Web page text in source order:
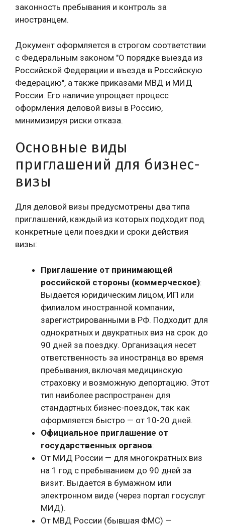
законность пребывания и контроль за
иностранцем.
Документ оформляется в строгом соответствии
с Федеральным законом "О порядке выезда из
Российской Федерации и въезда в Российскую
Федерацию", а также приказами МВД и МИД
России. Его наличие упрощает процесс
оформления деловой визы в Россию,
минимизируя риски отказа.
Основные виды
приглашений для бизнес-
визы
Для деловой визы предусмотрены два типа
приглашений, каждый из которых подходит под
конкретные цели поездки и сроки действия
визы:
Приглашение от принимающей
российской стороны (коммерческое):
Выдается юридическим лицом, ИП или
филиалом иностранной компании,
зарегистрированными в РФ. Подходит для
однократных и двукратных виз на срок до
90 дней за поездку. Организация несет
ответственность за иностранца во время
пребывания, включая медицинскую
страховку и возможную депортацию. Этот
тип наиболее распространен для
стандартных бизнес-поездок, так как
оформляется быстро — от 10-20 дней.
Официальное приглашение от
государственных органов:
От МИД России — для многократных виз
на 1 год с пребыванием до 90 дней за
визит. Выдается в бумажном или
электронном виде (через портал госуслуг
МИД).
От МВД России (бывшая ФМС) —